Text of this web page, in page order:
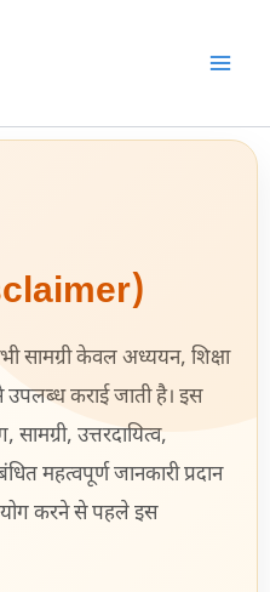
सामग्री केवल अध्ययन, शिक्षा
उपलब्ध कराई जाती है। इस
उत्तरदायित्व,
महत्वपूर्ण जानकारी प्रदान
करने से पहले इस